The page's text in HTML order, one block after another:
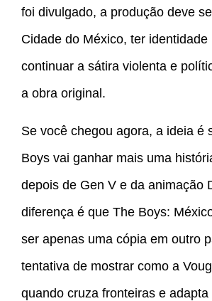
foi divulgado, a produção deve
Cidade do México, ter identidade
continuar a sátira violenta e
a obra original.
Se você chegou agora, a ideia é
Boys vai ganhar mais uma
depois de Gen V e da animação
diferença é que The Boys:
ser apenas uma cópia em outro
tentativa de mostrar como a
quando cruza fronteiras e